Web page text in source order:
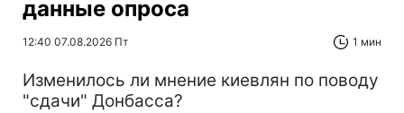
данные опроса
12:40 07.08.2026 Пт 1 мин
Изменилось ли мнение киевлян по поводу
"сдачи" Донбасса?